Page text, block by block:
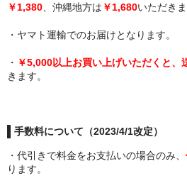
文具
スイーツ
￥1,380 、沖縄地方は ￥1,680いただきま
・ヤマト運輸でのお届けとなります。
・ ￥5,000以上お買い上げいただくと、
きます。
手数料について（2023/4/1改定）
・代引きで料金をお支払いの場合のみ、
ります。